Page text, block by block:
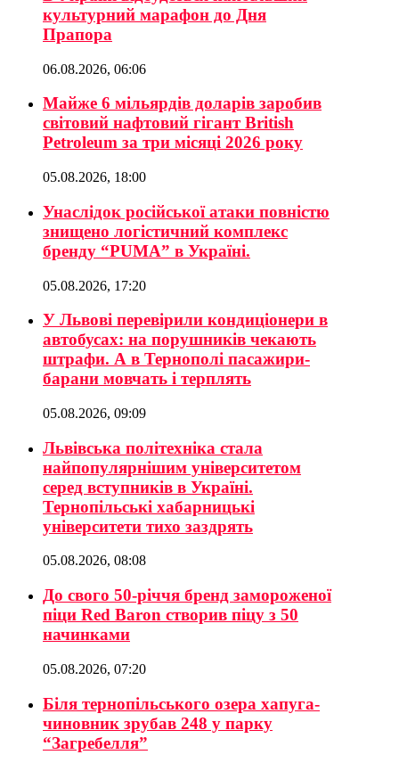
культурний марафон до Дня
Прапора
06.08.2026, 06:06
Майже 6 мільярдів доларів заробив
світовий нафтовий гігант British
Petroleum за три місяці 2026 року
05.08.2026, 18:00
Унаслідок російської атаки повністю
знищено логістичний комплекс
бренду “PUMA” в Україні.
05.08.2026, 17:20
У Львові перевірили кондиціонери в
автобусах: на порушників чекають
штрафи. А в Тернополі пасажири-
барани мовчать і терплять
05.08.2026, 09:09
Львівська політехніка стала
найпопулярнішим університетом
серед вступників в Україні.
Тернопільські хабарницькі
університети тихо заздрять
05.08.2026, 08:08
До свого 50-річчя бренд замороженої
піци Red Baron створив піцу з 50
начинками
05.08.2026, 07:20
Біля тернопільського озера хапуга-
чиновник зрубав 248 у парку
“Загребелля”